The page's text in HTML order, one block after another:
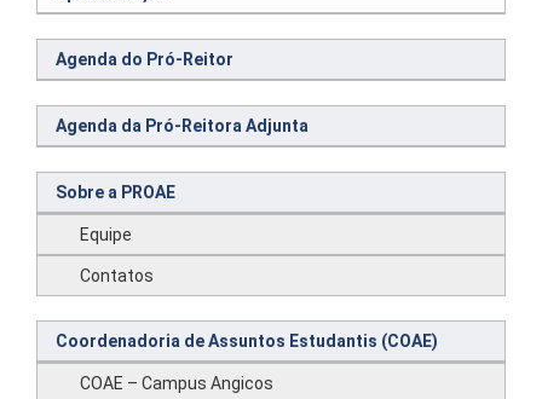
Agenda do Pró-Reitor
Agenda da Pró-Reitora Adjunta
Sobre a PROAE
Equipe
Contatos
Coordenadoria de Assuntos Estudantis (COAE)
COAE – Campus Angicos